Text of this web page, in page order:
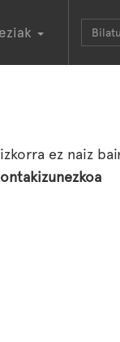
ez naiz